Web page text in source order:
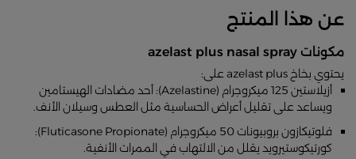
عن هذا المنتج
مكونات azelast plus nasal spray
يحتوي بخاخ azelast plus على:
أزيلاستين 125 ميكروجرام (Azelastine): أحد مضادات الهيستامين
ويساعد على تقليل أعراض الحساسية مثل العطس وسيلان الأنف.
فلوتيكازون بروبيونات 50 ميكروجرام (Fluticasone Propionate):
كورتيكوستيرويد يقلل من الالتهاب في الممرات الأنفية.